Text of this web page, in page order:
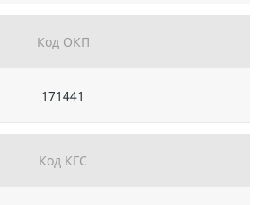
Код ОКП
171441
Код КГС